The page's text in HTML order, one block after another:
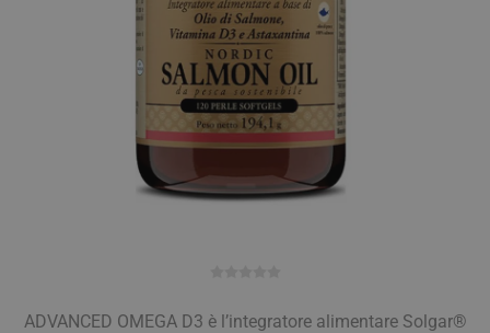
ADVANCED OMEGA D3 è l’integratore alimentare Solgar®